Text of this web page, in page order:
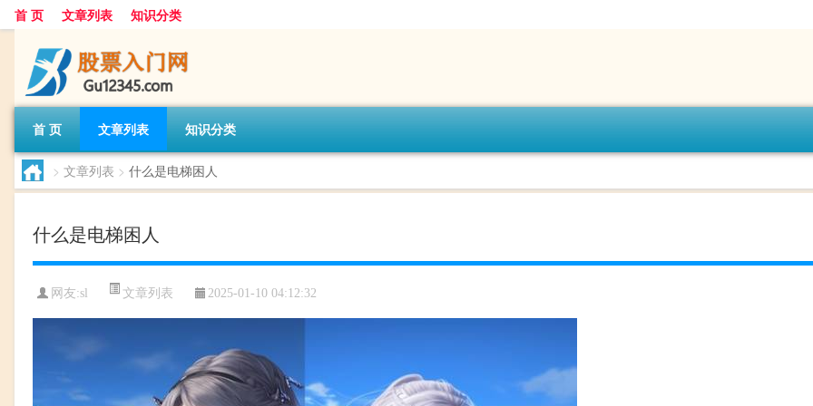
首 页 文章列表 知识分类
首 页 文章列表 知识分类
> 文章列表 > 什么是电梯困人
什么是电梯困人
网友:sl 文章列表 2025-01-10 04:12:32